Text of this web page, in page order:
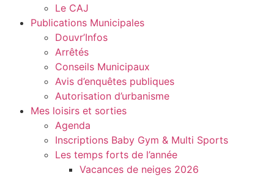
Le CAJ
Publications Municipales
Douvr’Infos
Arrêtés
Conseils Municipaux
Avis d’enquêtes publiques
Autorisation d’urbanisme
Mes loisirs et sorties
Agenda
Inscriptions Baby Gym & Multi Sports
Les temps forts de l’année
Vacances de neiges 2026